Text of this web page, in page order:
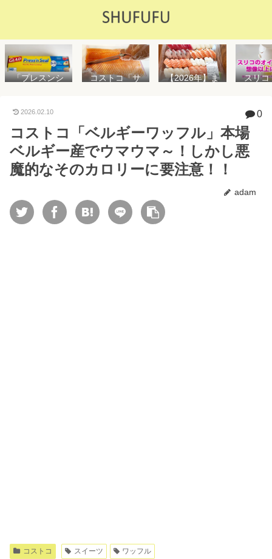
「プレスンシ
説！コストコ
る店はどこ？
粘着面に危険
性はない？
コストコ「サ
や冷凍保存方
法を紹介
【2026年】ま
が高いけど購
入するべき？
スリコ
思え
め！霧
イル差
WAY
2026.02.10 0
コストコ「ベルギーワッフル」本場
ベルギー産でウマウマ～！しかし悪
魔的なそのカロリーに要注意！！
adam
コストコ スイーツ ワッフル